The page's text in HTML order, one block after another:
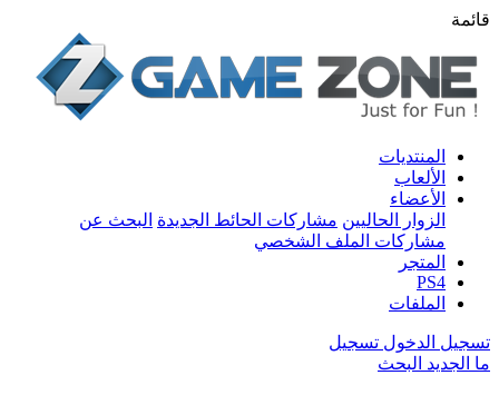
قائمة
المنتديات
الألعاب
الأعضاء
الزوار الحاليين مشاركات الحائط الجديدة البحث عن
مشاركات الملف الشخصي
المتجر
PS4
الملفات
تسجيل الدخول تسجيل
ما الجديد البحث